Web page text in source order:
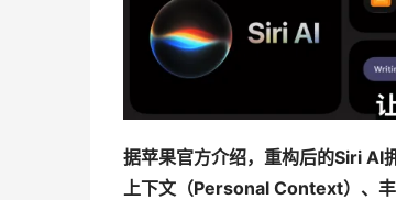
据苹果官方介绍，重构后的Siri AI
上下文（Personal Context）、